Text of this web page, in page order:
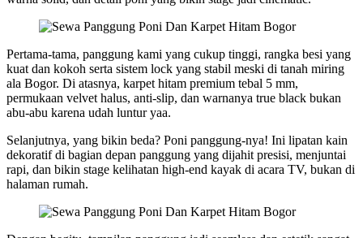
Pertama-tama, panggung kami yang cukup tinggi, rangka besi yang
kuat dan kokoh serta sistem lock yang stabil meski di tanah miring
ala Bogor. Di atasnya, karpet hitam premium tebal 5 mm,
permukaan velvet halus, anti-slip, dan warnanya true black bukan
abu-abu karena udah luntur yaa.
Selanjutnya, yang bikin beda? Poni panggung-nya! Ini lipatan kain
dekoratif di bagian depan panggung yang dijahit presisi, menjuntai
rapi, dan bikin stage kelihatan high-end kayak di acara TV, bukan di
halaman rumah.